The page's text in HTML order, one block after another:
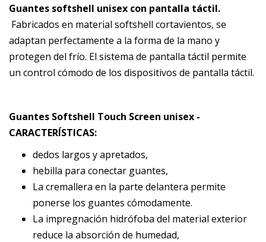
Guantes softshell unisex con pantalla táctil.
Fabricados en material softshell cortavientos, se
adaptan perfectamente a la forma de la mano y
protegen del frío. El sistema de pantalla táctil permite
un control cómodo de los dispositivos de pantalla táctil.
Guantes Softshell Touch Screen unisex -
CARACTERÍSTICAS:
dedos largos y apretados,
hebilla para conectar guantes,
La cremallera en la parte delantera permite
ponerse los guantes cómodamente.
La impregnación hidrófoba del material exterior
reduce la absorción de humedad,